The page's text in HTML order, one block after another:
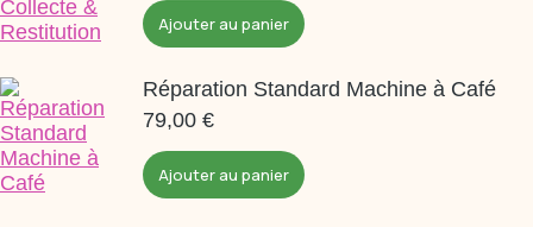
Ajouter au panier
Réparation Standard Machine à Café
79,00 €
Ajouter au panier